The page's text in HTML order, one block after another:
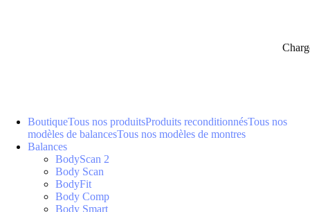
BoutiqueTous nos produitsProduits reconditionnésTous nos
modèles de balancesTous nos modèles de montres
Balances
BodyScan 2
Body Scan
BodyFit
Body Comp
Body Smart